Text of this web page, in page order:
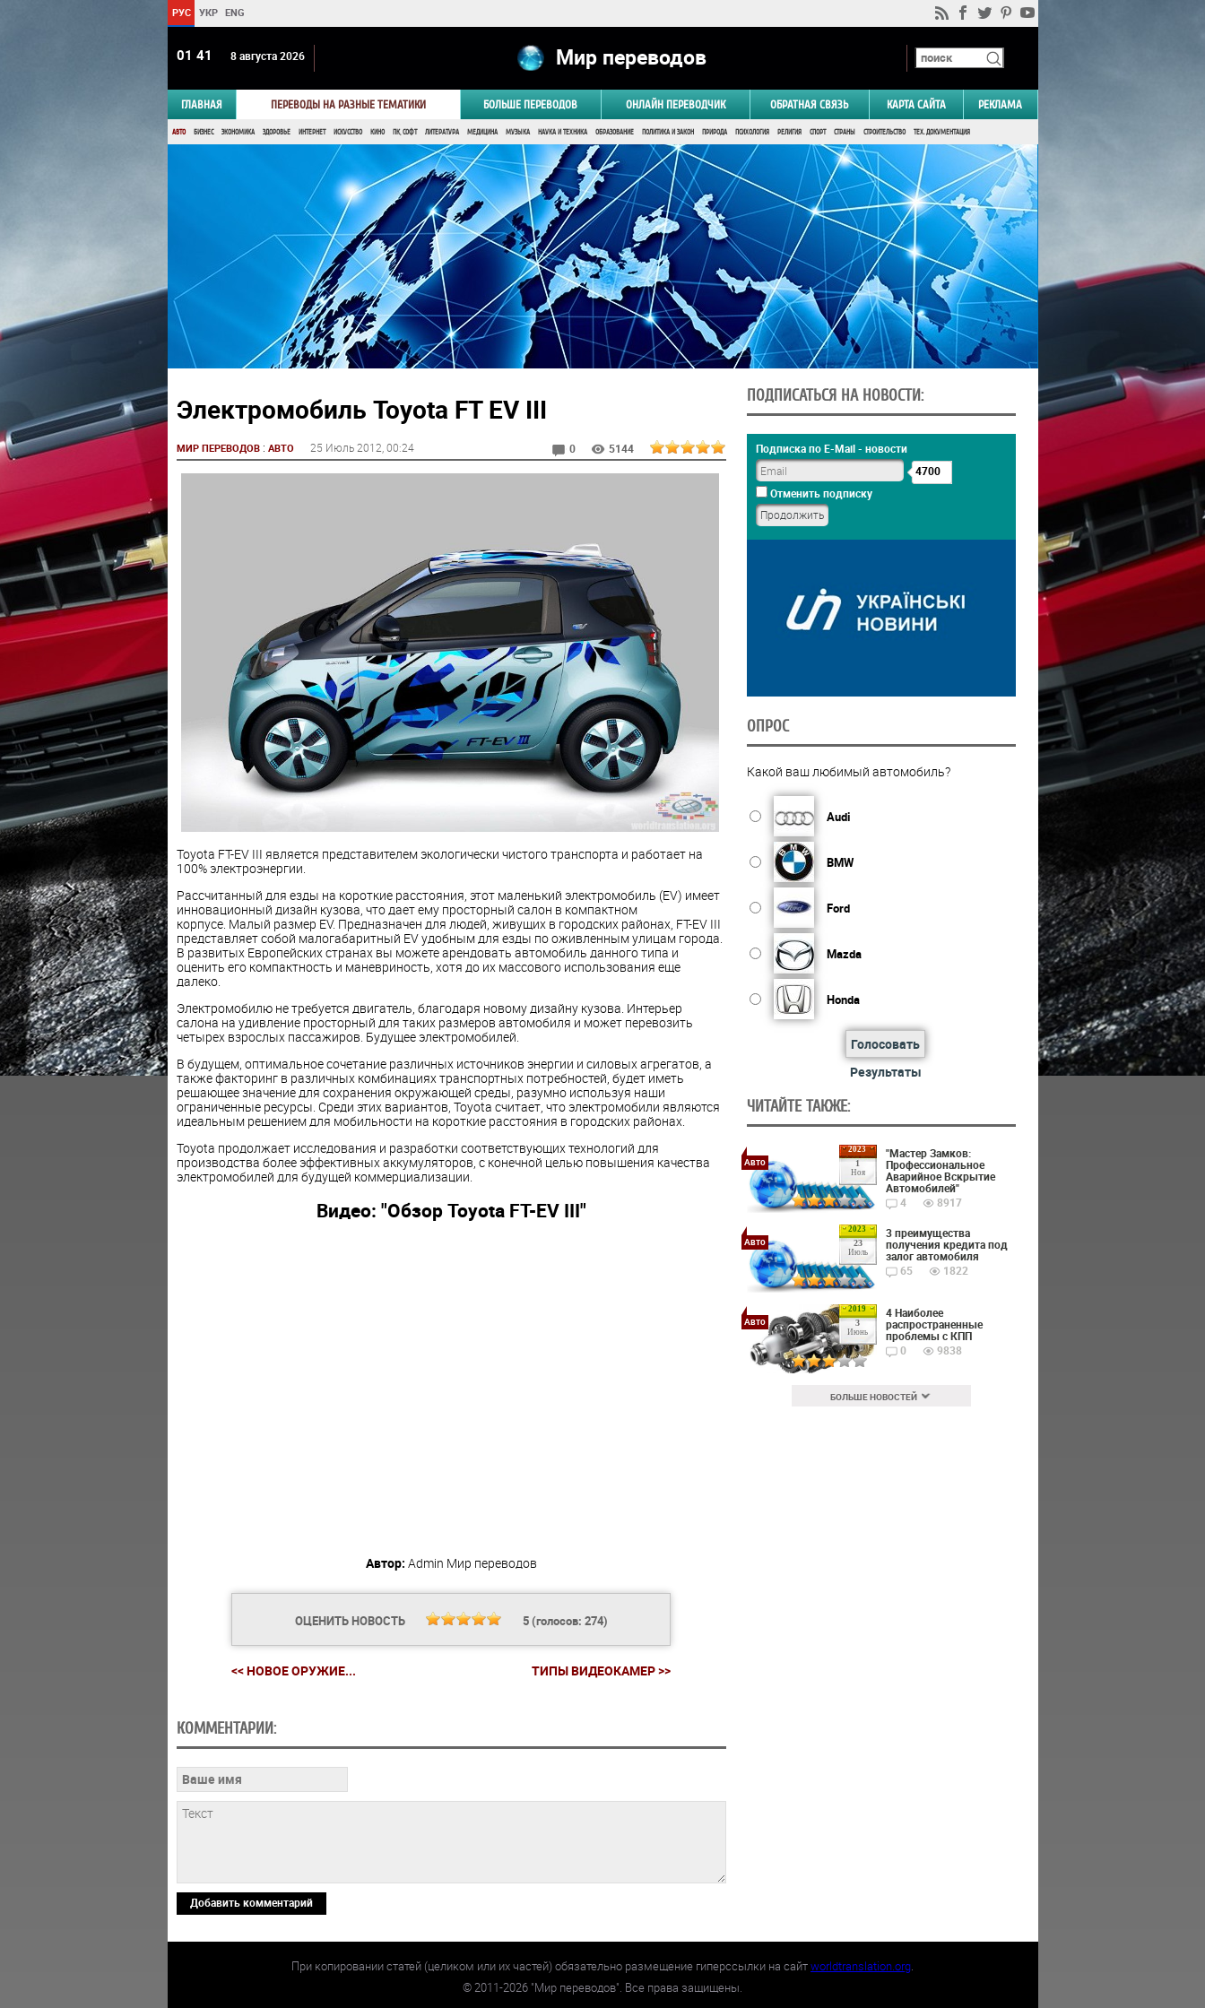
РУС УКР ENG
01:41 8 августа 2026 Мир переводов
ГЛАВНАЯ ПЕРЕВОДЫ НА РАЗНЫЕ ТЕМАТИКИ БОЛЬШЕ ПЕРЕВОДОВ ОНЛАЙН ПЕРЕВОДЧИК ОБРАТНАЯ СВЯЗЬ КАРТА САЙТА РЕКЛАМА
АВТО БИЗНЕС ЭКОНОМИКА ЗДОРОВЬЕ ИНТЕРНЕТ ИСКУССТВО КИНО ПК, СОФТ ЛИТЕРАТУРА МЕДИЦИНА МУЗЫКА НАУКА И ТЕХНИКА ОБРАЗОВАНИЕ ПОЛИТИКА И ЗАКОН ПРИРОДА ПСИХОЛОГИЯ РЕЛИГИЯ СПОРТ СТРАНЫ СТРОИТЕЛЬСТВО ТЕХ. ДОКУМЕНТАЦИЯ
Электромобиль Toyota FT EV III
МИР ПЕРЕВОДОВ: АВТО 25 Июль 2012 , 00:24 0 5144
Toyota FT-EV III является представителем экологически чистого транспорта и работает на
100% электроэнергии.
Рассчитанный для езды на короткие расстояния, этот маленький электромобиль (EV) имеет
инновационный дизайн кузова, что дает ему просторный салон в компактном
корпусе. Малый размер EV. Предназначен для людей, живущих в городских районах, FT-EV III
представляет собой малогабаритный EV удобным для езды по оживленным улицам города.
В развитых Европейских странах вы можете арендовать автомобиль данного типа и
оценить его компактность и маневриность, хотя до их массового использования еще
далеко.
Электромобилю не требуется двигатель, благодаря новому дизайну кузова. Интерьер
салона на удивление просторный для таких размеров автомобиля и может перевозить
четырех взрослых пассажиров. Будущее электромобилей.
В будущем, оптимальное сочетание различных источников энергии и силовых агрегатов, а
также факторинг в различных комбинациях транспортных потребностей, будет иметь
решающее значение для сохранения окружающей среды, разумно используя наши
ограниченные ресурсы. Среди этих вариантов, Toyota считает, что электромобили являются
идеальным решением для мобильности на короткие расстояния в городских районах.
Toyota продолжает исследования и разработки соответствующих технологий для
производства более эффективных аккумуляторов, с конечной целью повышения качества
электромобилей для будущей коммерциализации.
Видео: "ОбзорToyota FT-EV III"
Автор: Admin Мир переводов
ОЦЕНИТЬ НОВОСТЬ 5(голосов: 274)
<< НОВОЕ ОРУЖИЕ... ТИПЫ ВИДЕОКАМЕР >>
КОММЕНТАРИИ:
Добавить комментарий
ПОДПИСАТЬСЯ НА НОВОСТИ:
Подписка по E-Mail - новости
4700
Отменить подписку
ОПРОС
Какой ваш любимый автомобиль?
Audi
BMW
Ford
Mazda
Honda
Голосовать
Результаты
ЧИТАЙТЕ ТАКЖЕ:
2023
1
Ноя
Авто
"Мастер Замков:
Профессиональное
Аварийное Вскрытие
Автомобилей"
4
8917
2023
23
Июль
Авто
3 преимущества
получения кредита под
залог автомобиля
65
1822
2019
3
Июнь
Авто
4 Наиболее
распространенные
проблемы с КПП
0
9838
БОЛЬШЕ НОВОСТЕЙ
При копировании статей (целиком или их частей) обязательно размещение гиперссылки на сайтworldtranslation.org.
©2011-2026 "Мир переводов". Все права защищены.